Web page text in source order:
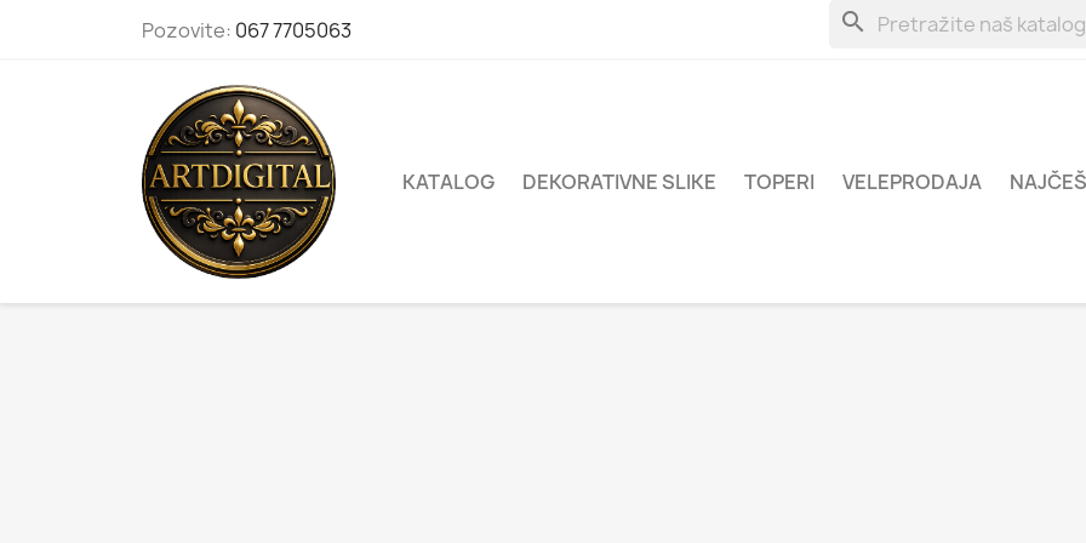
Pozovite: 067 7705063 search
KATALOG DEKORATIVNE SLIKE TOPERI VELEPRODAJA